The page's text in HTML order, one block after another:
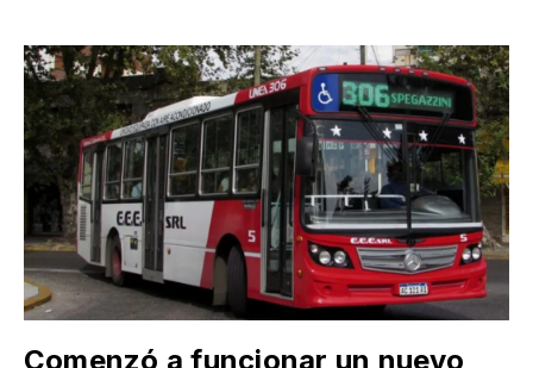
Comenzó a funcionar un nuevo